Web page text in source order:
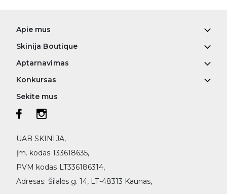
Apie mus
Skinija Boutique
Aptarnavimas
Konkursas
Sekite mus
UAB SKINIJA,
Įm. kodas 133618635,
PVM kodas LT336186314,
Adresas: Šilalės g. 14, LT-48313 Kaunas,